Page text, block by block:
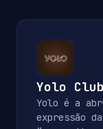
Yolo Club
Yolo é a
expressão